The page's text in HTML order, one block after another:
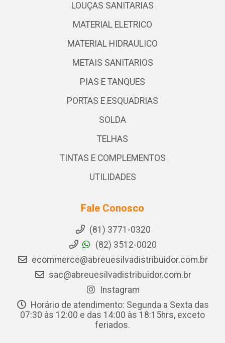
LOUÇAS SANITARIAS
MATERIAL ELETRICO
MATERIAL HIDRAULICO
METAIS SANITARIOS
PIAS E TANQUES
PORTAS E ESQUADRIAS
SOLDA
TELHAS
TINTAS E COMPLEMENTOS
UTILIDADES
Fale Conosco
(81) 3771-0320
(82) 3512-0020
ecommerce@abreuesilvadistribuidor.com.br
sac@abreuesilvadistribuidor.com.br
Instagram
Horário de atendimento: Segunda a Sexta das
07:30 às 12:00 e das 14:00 às 18:15hrs, exceto
feriados.